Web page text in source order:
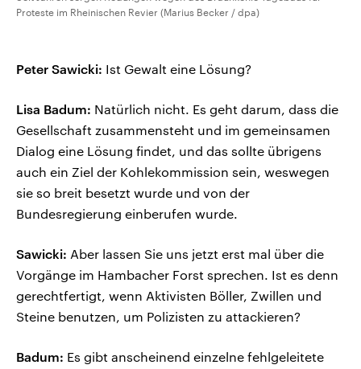
Proteste im Rheinischen Revier (Marius Becker / dpa)
Peter Sawicki: Ist Gewalt eine Lösung?
Lisa Badum: Natürlich nicht. Es geht darum, dass die
Gesellschaft zusammensteht und im gemeinsamen
Dialog eine Lösung findet, und das sollte übrigens
auch ein Ziel der Kohlekommission sein, weswegen
sie so breit besetzt wurde und von der
Bundesregierung einberufen wurde.
Sawicki: Aber lassen Sie uns jetzt erst mal über die
Vorgänge im Hambacher Forst sprechen. Ist es denn
gerechtfertigt, wenn Aktivisten Böller, Zwillen und
Steine benutzen, um Polizisten zu attackieren?
Badum: Es gibt anscheinend einzelne fehlgeleitete